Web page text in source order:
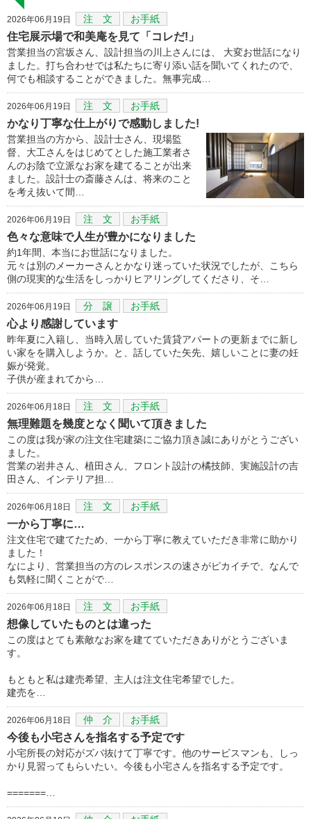
2026年06月19日 注 文 お手紙
住宅展示場で和美庵を見て「コレだ!」
営業担当の宮坂さん、設計担当の川上さんには、 大変お世話になり
ました。打ち合わせでは私たちに寄り添い話を聞いてくれたので、
何でも相談することができました。無事完成…
2026年06月19日 注 文 お手紙
かなり丁寧な仕上がりで感動しました!
営業担当の方から、設計士さん、現場監
督、大工さんをはじめてとした施工業者さ
んのお陰で立派なお家を建てることが出来
ました。設計士の斎藤さんは、将来のこと
を考え抜いて間…
2026年06月19日 注 文 お手紙
色々な意味で人生が豊かになりました
約1年間、本当にお世話になりました。
元々は別のメーカーさんとかなり迷っていた状況でしたが、こちら
側の現実的な生活をしっかりヒアリングしてくださり、そ…
2026年06月19日 分 譲 お手紙
心より感謝しています
昨年夏に入籍し、当時入居していた賃貸アパートの更新までに新し
い家をを購入しようか。と、話していた矢先、嬉しいことに妻の妊
娠が発覚。
子供が産まれてから…
2026年06月18日 注 文 お手紙
無理難題を幾度となく聞いて頂きました
この度は我が家の注文住宅建築にご協力頂き誠にありがとうござい
ました。
営業の岩井さん、植田さん、フロント設計の橘技師、実施設計の吉
田さん、インテリア担…
2026年06月18日 注 文 お手紙
一から丁寧に…
注文住宅で建てたため、一から丁寧に教えていただき非常に助かり
ました！
なにより、営業担当の方のレスポンスの速さがピカイチで、なんで
も気軽に聞くことがで…
2026年06月18日 注 文 お手紙
想像していたものとは違った
この度はとても素敵なお家を建てていただきありがとうございま
す。
もともと私は建売希望、主人は注文住宅希望でした。
建売を…
2026年06月18日 仲 介 お手紙
今後も小宅さんを指名する予定です
小宅所長の対応がズバ抜けて丁寧です。他のサービスマンも、しっ
かり見習ってもらいたい。今後も小宅さんを指名する予定です。
=======…